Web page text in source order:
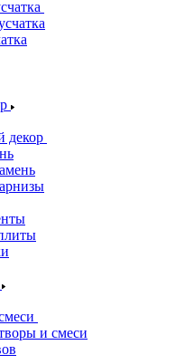
декор
и смеси